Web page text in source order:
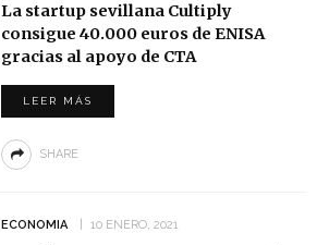
La startup sevillana Cultiply
consigue 40.000 euros de ENISA
gracias al apoyo de CTA
LEER MÁS
SHARE
ECONOMIA 10 ENERO, 2021